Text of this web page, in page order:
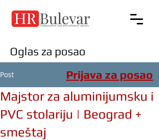
Oglas za posao
Post
Majstor za aluminijumsku i
PVC stolariju | Beograd +
smeštaj
Prijava za posao